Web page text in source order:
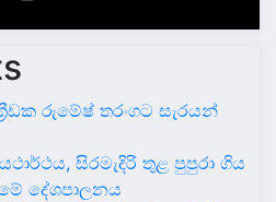
රුමේෂ් තරංගට සැරයන්
සිරමැදිරි තුළ පුපුරා ගිය
දේශපාලනය